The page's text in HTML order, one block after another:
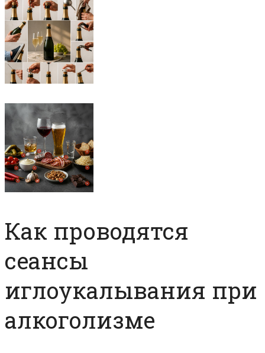
Как проводятся
сеансы
иглоукалывания при
алкоголизме